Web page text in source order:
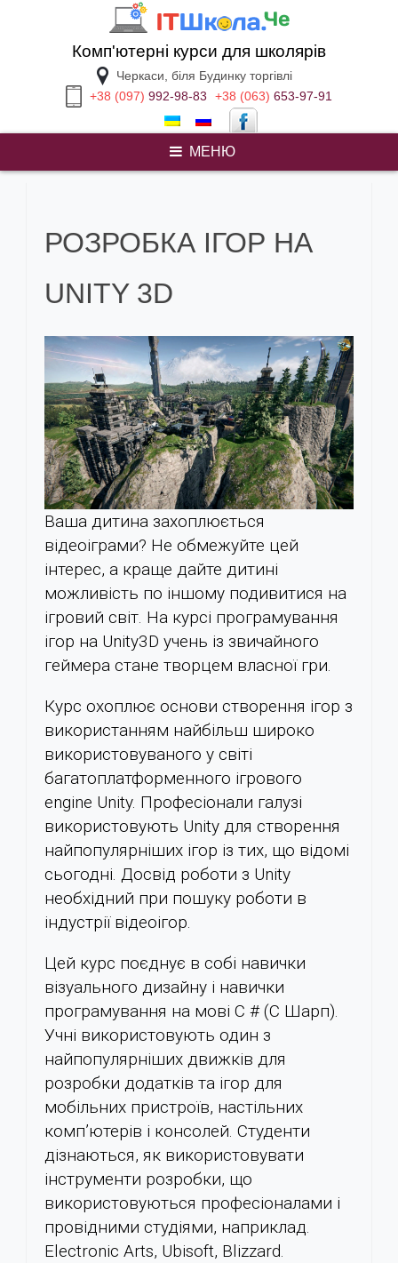
содержимомуКомп'ютерні курси для школярів
Черкаси, біля Будинку торгівлі
+38 (097) 992-98-83 +38 (063) 653-97-91
МЕНЮ
help with my homework
РОЗРОБКА ІГОР НА
UNITY 3D
Ваша дитина захоплюється
відеоіграми? Не обмежуйте цей
інтерес, а краще дайте дитині
можливість по іншому подивитися на
ігровий світ. На курсі програмування
ігор на Unity3D учень із звичайного
геймера стане творцем власної гри.
Курс охоплює основи створення ігор з
використанням найбільш широко
використовуваного у світі
багатоплатформенного ігрового
engine Unity. Професіонали галузі
використовують Unity для створення
найпопулярніших ігор із тих, що відомі
сьогодні. Досвід роботи з Unity
необхідний при пошуку роботи в
індустрії відеоігор.
Цей курс поєднує в собі навички
візуального дизайну і навички
програмування на мові C # (С Шарп).
Учні використовують один з
найпопулярніших движків для
розробки додатків та ігор для
мобільних пристроїв, настільних
комп’ютерів і консолей. Студенти
дізнаються, як використовувати
інструменти розробки, що
використовуються професіоналами і
провідними студіями, наприклад.
Electronic Arts, Ubisoft, Blizzard.